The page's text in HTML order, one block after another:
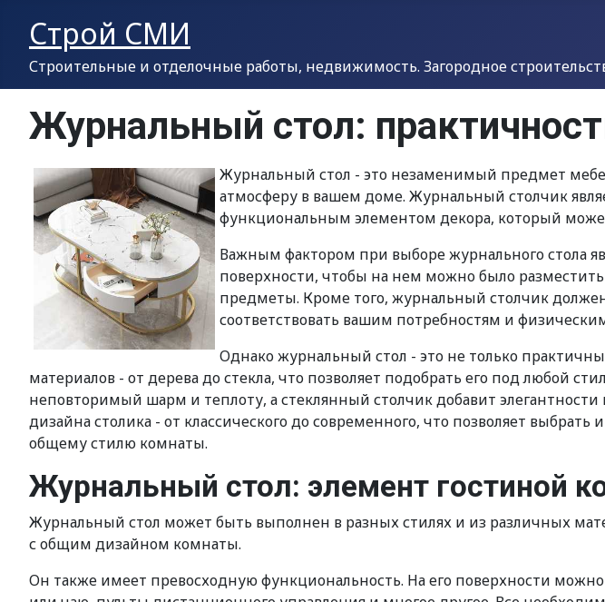
Строй СМИ
Строительные и отделочные работы, недвижимость. Загородное
Журнальный стол:
Журнальный стол - это незаменимый предмет
атмосферу в вашем доме. Журнальный столчик
функциональным элементом декора, который
Важным фактором при выборе журнального стола
поверхности, чтобы на нем можно было
предметы. Кроме того, журнальный столчик
соответствовать вашим потребностям и
Однако журнальный стол - это не только
материалов - от дерева до стекла, что позволяет подобрать его под любой
неповторимый шарм и теплоту, а стеклянный столчик добавит
дизайна столика - от классического до современного, что позволяет
общему стилю комнаты.
Журнальный стол: элемент гостиной
Журнальный стол может быть выполнен в разных стилях и из различных
с общим дизайном комнаты.
Он также имеет превосходную функциональность. На его поверхности